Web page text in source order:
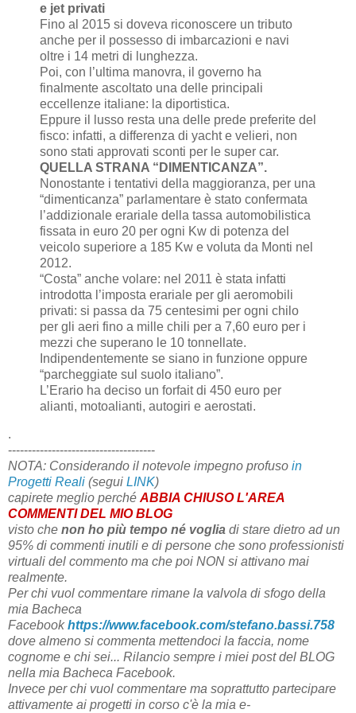
e jet privati
Fino al 2015 si doveva riconoscere un tributo
anche per il possesso di imbarcazioni e navi
oltre i 14 metri di lunghezza.
Poi, con l’ultima manovra, il governo ha
finalmente ascoltato una delle principali
eccellenze italiane: la diportistica.
Eppure il lusso resta una delle prede preferite del
fisco: infatti, a differenza di yacht e velieri, non
sono stati approvati sconti per le super car.
QUELLA STRANA “DIMENTICANZA”.
Nonostante i tentativi della maggioranza, per una
“dimenticanza” parlamentare è stato confermata
l’addizionale erariale della tassa automobilistica
fissata in euro 20 per ogni Kw di potenza del
veicolo superiore a 185 Kw e voluta da Monti nel
2012.
“Costa” anche volare: nel 2011 è stata infatti
introdotta l’imposta erariale per gli aeromobili
privati: si passa da 75 centesimi per ogni chilo
per gli aeri fino a mille chili per a 7,60 euro per i
mezzi che superano le 10 tonnellate.
Indipendentemente se siano in funzione oppure
“parcheggiate sul suolo italiano”.
L’Erario ha deciso un forfait di 450 euro per
alianti, motoalianti, autogiri e aerostati.
.
-------------------------------------
NOTA: Considerando il notevole impegno profuso in
Progetti Reali (segui LINK)
capirete meglio perchéABBIA CHIUSO L'AREA
COMMENTI DEL MIO BLOG
visto che non ho più tempo né voglia di stare dietro ad un
95% di commenti inutili e di persone che sono professionisti
virtuali del commento ma che poi NON si attivano mai
realmente.
Per chi vuol commentare rimane la valvola di sfogo della
mia Bacheca
Facebook https://www.facebook.com/stefano.bassi.758
dove almeno si commenta mettendoci la faccia, nome
cognome e chi sei... Rilancio sempre i miei post del BLOG
nella mia Bacheca Facebook.
Invece per chi vuol commentare ma soprattutto partecipare
attivamente ai progetti in corso c'è la mia e-